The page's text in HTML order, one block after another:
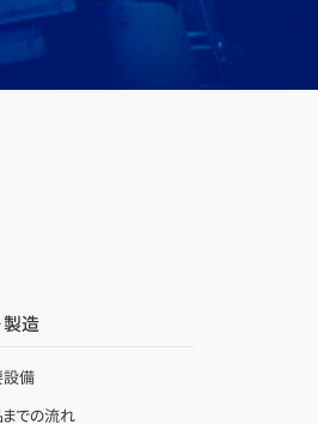
製造
設備
での流れ